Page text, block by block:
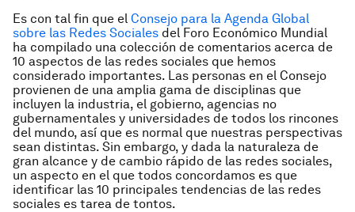
Es con tal fin que el Consejo para la Agenda Global
sobre las Redes Sociales del Foro Económico Mundial
ha compilado una colección de comentarios acerca de
10 aspectos de las redes sociales que hemos
considerado importantes. Las personas en el Consejo
provienen de una amplia gama de disciplinas que
incluyen la industria, el gobierno, agencias no
gubernamentales y universidades de todos los rincones
del mundo, así que es normal que nuestras perspectivas
sean distintas. Sin embargo, y dada la naturaleza de
gran alcance y de cambio rápido de las redes sociales,
un aspecto en el que todos concordamos es que
identificar las 10 principales tendencias de las redes
sociales es tarea de tontos.